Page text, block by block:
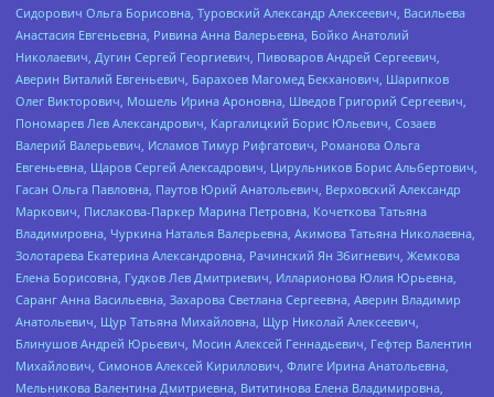
Сидорович Ольга Борисовна, Туровский Александр Алексеевич, Васильева
Анастасия Евгеньевна, Ривина Анна Валерьевна, Бойко Анатолий
Николаевич, Дугин Сергей Георгиевич, Пивоваров Андрей Сергеевич,
Аверин Виталий Евгеньевич, Барахоев Магомед Бекханович, Шарипков
Олег Викторович, Мошель Ирина Ароновна, Шведов Григорий Сергеевич,
Пономарев Лев Александрович, Каргалицкий Борис Юльевич, Созаев
Валерий Валерьевич, Исламов Тимур Рифгатович, Романова Ольга
Евгеньевна, Щаров Сергей Алексадрович, Цирульников Борис Альбертович,
Гасан Ольга Павловна, Паутов Юрий Анатольевич, Верховский Александр
Маркович, Пислакова-Паркер Марина Петровна, Кочеткова Татьяна
Владимировна, Чуркина Наталья Валерьевна, Акимова Татьяна Николаевна,
Золотарева Екатерина Александровна, Рачинский Ян Збигневич, Жемкова
Елена Борисовна, Гудков Лев Дмитриевич, Илларионова Юлия Юрьевна,
Саранг Анна Васильевна, Захарова Светлана Сергеевна, Аверин Владимир
Анатольевич, Щур Татьяна Михайловна, Щур Николай Алексеевич,
Блинушов Андрей Юрьевич, Мосин Алексей Геннадьевич, Гефтер Валентин
Михайлович, Симонов Алексей Кириллович, Флиге Ирина Анатольевна,
Мельникова Валентина Дмитриевна, Вититинова Елена Владимировна,